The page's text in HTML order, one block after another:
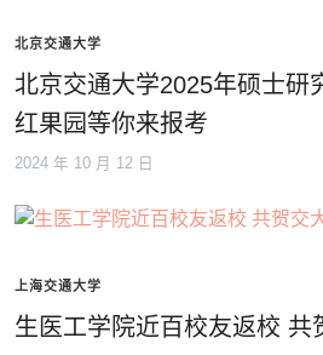
北京交通大学
北京交通大学2025年硕士研
红果园等你来报考
2024 年 10 月 12 日
上海交通大学
生医工学院近百校友返校 共